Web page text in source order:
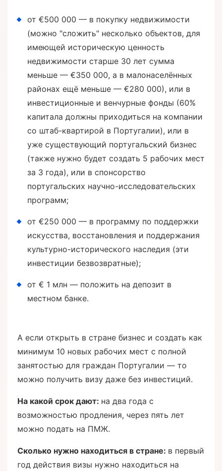
от €500 000 — в покупку недвижимости
(можно "сложить" несколько объектов, для
имеющей историческую ценность
недвижимости старше 30 лет сумма
меньше — €350 000, а в малонаселённых
районах ещё меньше — €280 000), или в
инвестиционные и венчурные фонды (60%
капитала должны приходиться на компании
со штаб-квартирой в Португалии), или в
уже существующий португальский бизнес
(также нужно будет создать 5 рабочих мест
за 3 года), или в спонсорство
португальских научно-исследовательских
программ;
от €250 000 — в программу по поддержки
искусства, восстановления и поддержания
культурно-исторического наследия (эти
инвестиции безвозвратные);
от € 1 млн — положить на депозит в
местном банке.
А если открыть в стране бизнес и создать как
минимум 10 новых рабочих мест с полной
занятостью для граждан Португалии — то
можно получить визу даже без инвестиций.
На какой срок дают: на два года с
возможностью продления, через пять лет
можно подать на ПМЖ.
Сколько нужно находиться в стране: в первый
год действия визы нужно находиться на